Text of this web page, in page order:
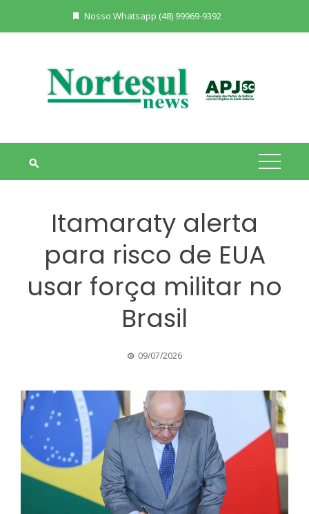
Nosso Whatsapp (48) 99969-9392
Itamaraty alerta
para risco de EUA
usar força militar no
Brasil
09/07/2026